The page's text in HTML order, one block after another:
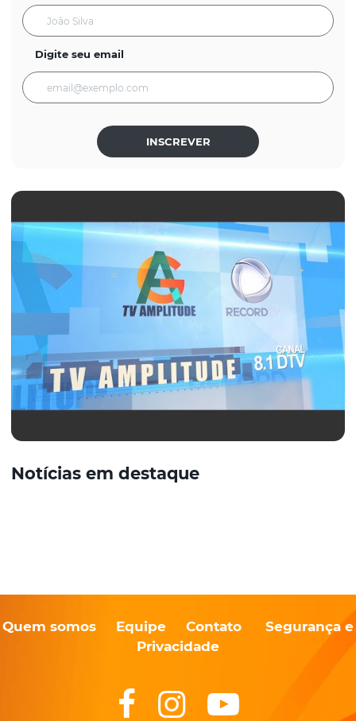
Digite seu email
INSCREVER
Notícias em destaque
Quem somos Equipe Contato
Segurança e
Privacidade